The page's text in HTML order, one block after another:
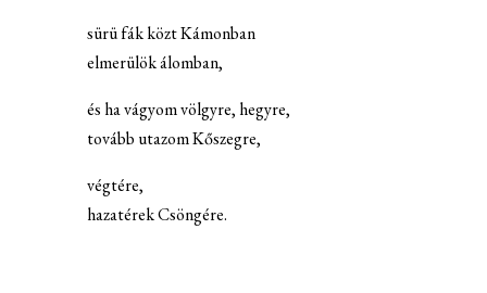
sürü fák közt Kámonban
elmerülök álomban,
és ha vágyom völgyre, hegyre,
tovább utazom Kőszegre,
végtére,
hazatérek Csöngére.